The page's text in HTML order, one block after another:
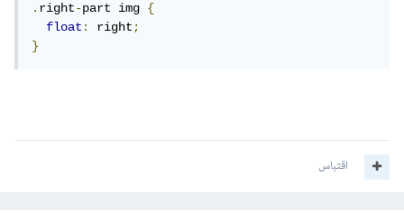
.right-part img {
float: right;
}
اقتباس